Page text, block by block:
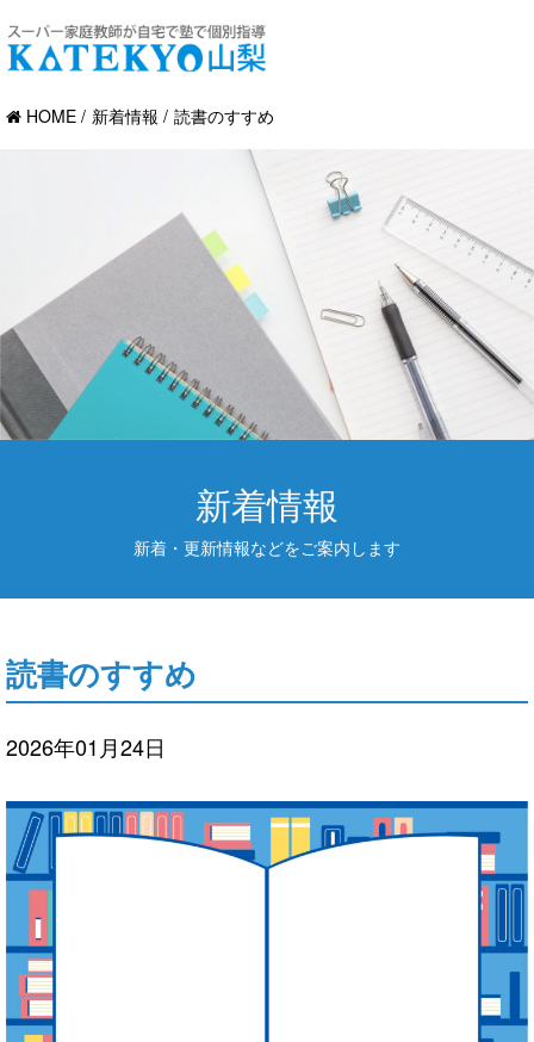
HOME 新着情報 読書のすすめ
新着情報
新着・更新情報などをご案内します
読書のすすめ
2026年01月24日